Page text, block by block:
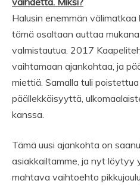
Halusin enemmän
tämä osaltaan auttaa
valmistautua. 2017
vaihtamaan ajankohtaa, ja
miettiä. Samalla tuli
päällekkäisyyttä,
kanssa.
Tämä uusi ajankohta on
asiakkailtamme, ja nyt löytyy
mahtava vaihtoehto